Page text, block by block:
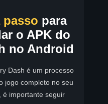
passo para
o APK do
no Android
Dash é um processo
jogo completo no seu
é importante seguir